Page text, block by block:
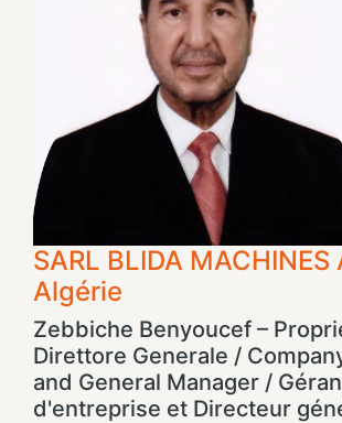
SARL BLIDA MACHINES
Algérie
Zebbiche Benyoucef –
Direttore Generale /
and General Manager /
d'entreprise et Directeur